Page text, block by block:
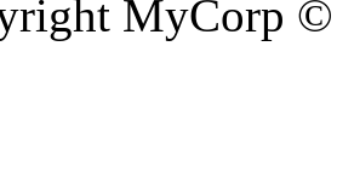
MyCorp